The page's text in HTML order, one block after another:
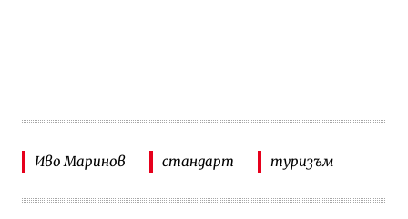
Иво Маринов стандарт туризъм